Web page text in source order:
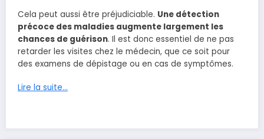
Cela peut aussi être préjudiciable. Une détection
précoce des maladies augmente largement les
chances de guérison. Il est donc essentiel de ne pas
retarder les visites chez le médecin, que ce soit pour
des examens de dépistage ou en cas de symptômes.
Lire la suite…